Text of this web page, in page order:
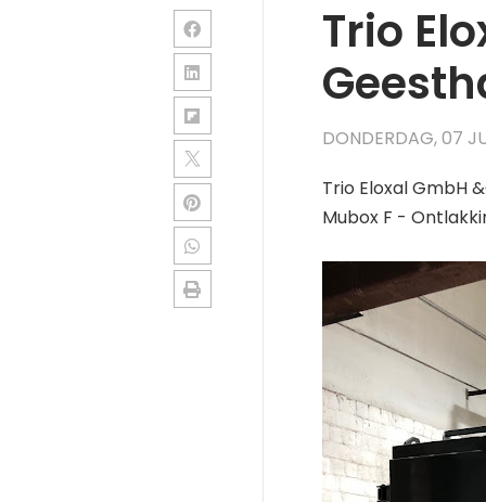
Trio
DONDERDAG, 07
Trio Eloxal GmbH
Mubox F -